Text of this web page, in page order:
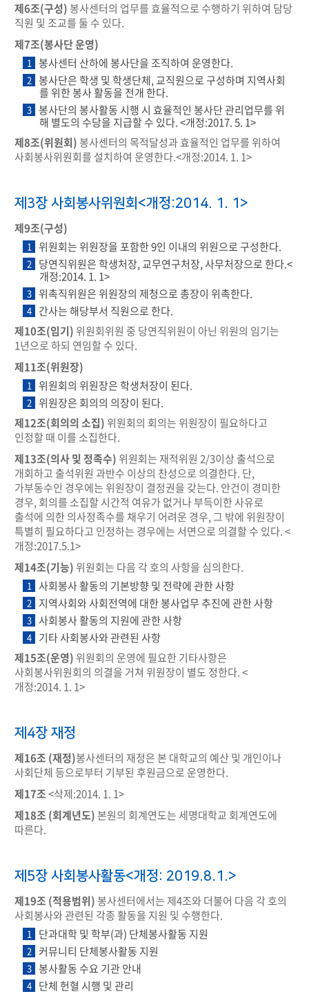
제6조(구성)봉사센터의 업무를 효율적으로 수행하기 위하여 담당
직원 및 조교를 둘 수 있다.
제7조(봉사단 운영)
1 봉사센터 산하에 봉사단을 조직하여 운영한다.
2 봉사단은 학생 및 학생단체, 교직원으로 구성하며 지역사회
를 위한 봉사 활동을 전개 한다.
3 봉사단의 봉사활동 시행 시 효율적인 봉사단 관리업무를 위
해 별도의 수당을 지급할 수 있다. <개정:2017. 5. 1>
제8조(위원회)봉사센터의 목적달성과 효율적인 업무를 위하여
사회봉사위원회를 설치하여 운영한다.<개정:2014. 1. 1>
제3장 사회봉사위원회<개정:2014. 1. 1>
제9조(구성)
1 위원회는 위원장을 포함한 9인 이내의 위원으로 구성한다.
2 당연직위원은 학생처장, 교무연구처장, 사무처장으로 한다.<
개정:2014. 1. 1>
3 위촉직위원은 위원장의 제청으로 총장이 위촉한다.
4 간사는 해당부서 직원으로 한다.
제10조(임기) 위원회위원 중 당연직위원이 아닌 위원의 임기는
1년으로 하되 연임할 수 있다.
제11조(위원장)
1 위원회의 위원장은 학생처장이 된다.
2 위원장은 회의의 의장이 된다.
제12조(회의의 소집) 위원회의 회의는 위원장이 필요하다고
인정할 때 이를 소집한다.
제13조(의사 및 정족수) 위원회는 재적위원 2/3이상 출석으로
개회하고 출석위원 과반수 이상의 찬성으로 의결한다. 단,
가부동수인 경우에는 위원장이 결정권을 갖는다. 안건이 경미한
경우, 회의를 소집할 시간적 여유가 없거나 부득이한 사유로
출석에 의한 의사정족수를 채우기 어려운 경우, 그 밖에 위원장이
특별히 필요하다고 인정하는 경우에는 서면으로 의결할 수 있다. <
개정:2017.5.1>
제14조(기능) 위원회는 다음 각 호의 사항을 심의한다.
1 사회봉사 활동의 기본방향 및 전략에 관한 사항
2 지역사회와 사회전역에 대한 봉사업무 추진에 관한 사항
3 사회봉사 활동의 지원에 관한 사항
4 기타 사회봉사와 관련된 사항
제15조(운영) 위원회의 운영에 필요한 기타사항은
사회봉사위원회의 의결을 거쳐 위원장이 별도 정한다. <
개정:2014. 1. 1>
제4장 재정
제16조 (재정)봉사센터의 재정은 본 대학교의 예산 및 개인이나
사회단체 등으로부터 기부된 후원금으로 운영한다.
제17조<삭제:2014. 1. 1>
제18조 (회계년도)본원의 회계연도는 세명대학교 회계연도에
따른다.
제5장 사회봉사활동<개정: 2019.8.1.>
제19조 (적용범위)봉사센터에서는 제4조와 더불어 다음 각 호의
사회봉사와 관련된 각종 활동을 지원 및 수행한다.
1 단과대학 및 학부(과) 단체봉사활동 지원
2 커뮤니티 단체봉사활동 지원
3 봉사활동 수요 기관 안내
4 단체 헌혈 시행 및 관리